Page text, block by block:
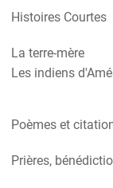
Histoires Courtes
La terre-mère
Les indiens
Poèmes et
Prières,